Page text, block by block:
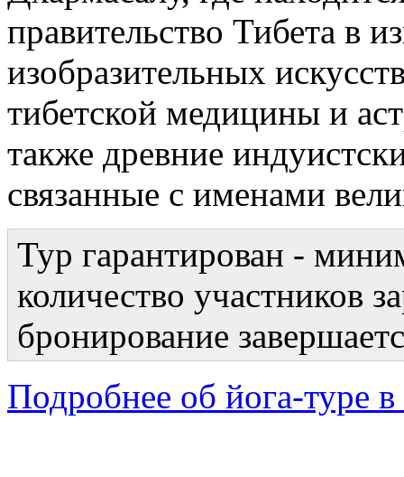
правительство Тибета в
изобразительных
тибетской медицины и
также древние
связанные с именами
Тур гарантирован -
количество участников
бронирование
Подробнее об йога-туре